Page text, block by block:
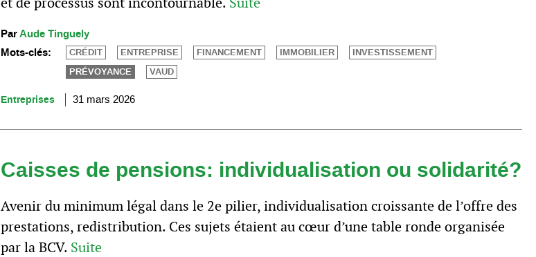
ParAude Tinguely
Mots-clés:
CRÉDIT ENTREPRISE FINANCEMENT IMMOBILIER
INVESTISSEMENT
PRÉVOYANCE
VAUD
Entreprises 31 mars 2026
Caisses de pensions: individualisation ou solidarité?
Avenir du minimum légal dans le 2e pilier, individualisation croissante de l’offre des
prestations, redistribution. Ces sujets étaient au cœur d’une table ronde organisée
par la BCV. Suite